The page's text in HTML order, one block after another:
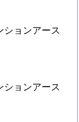
ションアース
ションアース